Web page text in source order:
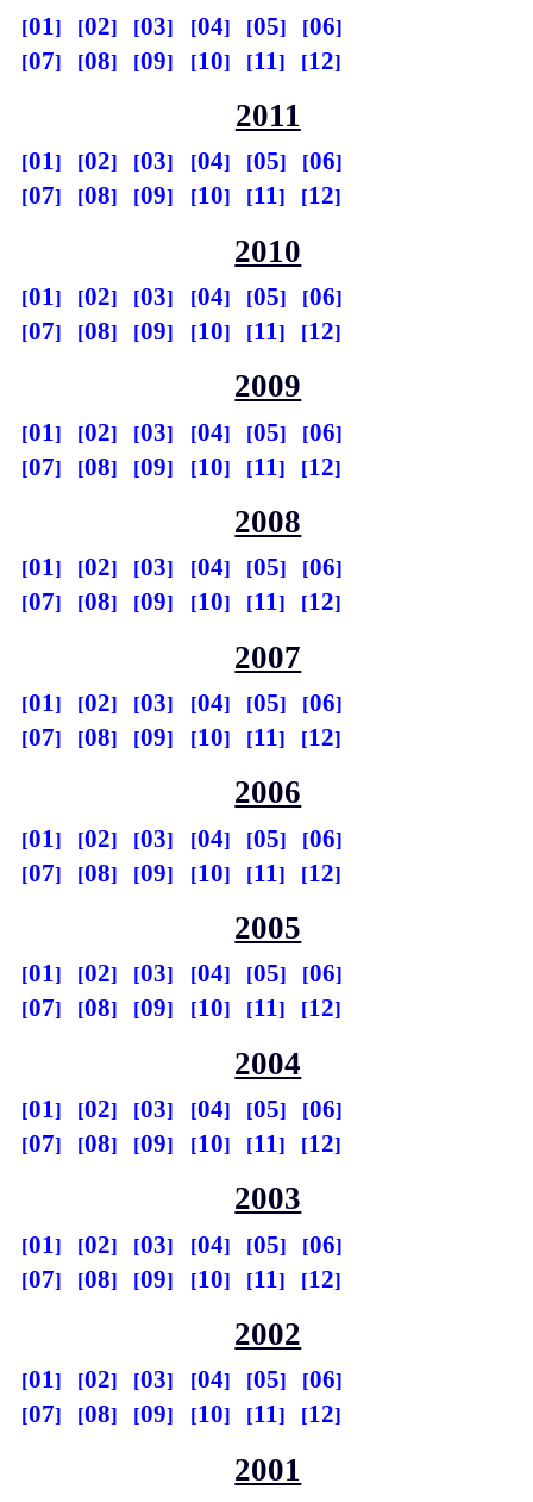
01 02 03 04 05
06
07
08 09 10 11 12
2011
01 02 03 04 05
06
07
08 09 10 11 12
2010
01 02 03 04 05
06
07
08 09 10 11 12
2009
01 02 03 04 05
06
07
08 09 10 11 12
2008
01 02 03 04 05
06
07
08 09 10 11 12
2007
01 02 03 04 05
06
07
08 09 10 11 12
2006
01 02 03 04 05
06
07
08 09 10 11 12
2005
01 02 03 04 05
06
07
08 09 10 11 12
2004
01 02 03 04 05
06
07
08 09 10 11 12
2003
01 02 03 04 05
06
07
08 09 10 11 12
2002
01 02 03 04 05
06
07
08 09 10 11 12
2001